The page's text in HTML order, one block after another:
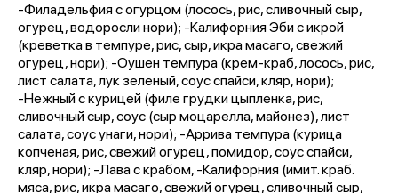
-Филадельфия с огурцом (лосось, рис, сливочный сыр,
огурец, водоросли нори); -Калифорния Эби с икрой
(креветка в темпуре, рис, сыр, икра масаго, свежий
огурец, нори); -Оушен темпура (крем-краб, лосось, рис,
лист салата, лук зеленый, соус спайси, кляр, нори);
-Нежный с курицей (филе грудки цыпленка, рис,
сливочный сыр, соус (сыр моцарелла, майонез), лист
салата, соус унаги, нори); -Аррива темпура (курица
копченая, рис, свежий огурец, помидор, соус спайси,
кляр, нори); -Лава с крабом, -Калифорния (имит. краб.
мяса, рис, икра масаго, свежий огурец, сливочный сыр,